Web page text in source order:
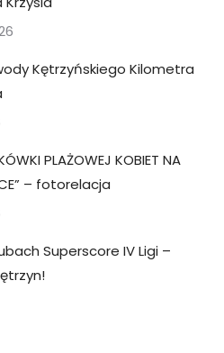
Kętrzyńskiego Kilometra
PLAŻOWEJ KOBIET NA
– fotorelacja
Superscore IV Ligi –